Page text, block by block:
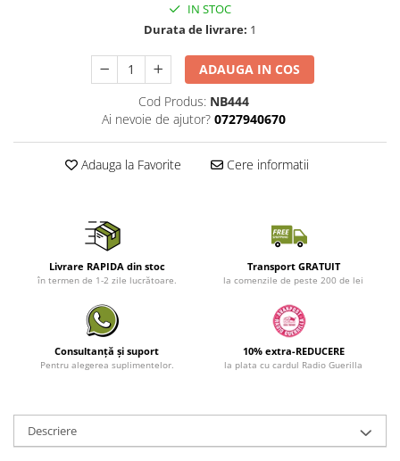
IN STOC
Durata de livrare: 1
ADAUGA IN COS
Cod Produs: NB444
Ai nevoie de ajutor? 0727940670
Adauga la Favorite Cere informatii
Livrare RAPIDA din stoc
în termen de 1-2 zile lucrătoare.
Transport GRATUIT
la comenzile de peste 200 de lei
Consultanță și suport
Pentru alegerea suplimentelor.
10% extra-REDUCERE
la plata cu cardul Radio Guerilla
Descriere